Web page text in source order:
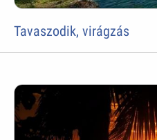
Tavaszodik, virágzás